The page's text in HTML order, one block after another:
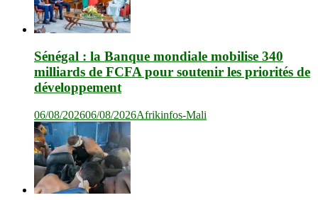
Sénégal : la Banque mondiale mobilise 340
milliards de FCFA pour soutenir les priorités de
développement
06/08/202606/08/2026Afrikinfos-Mali